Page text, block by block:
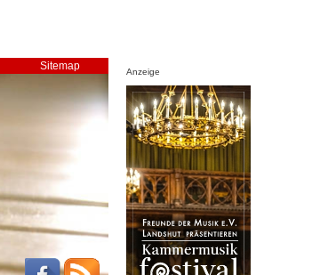
Sitemap Anzeige